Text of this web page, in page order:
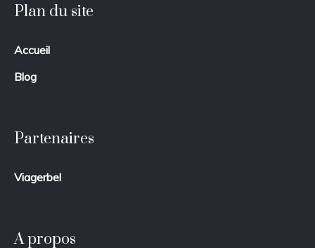
Plan du site
Accueil
Blog
Partenaires
Viagerbel
A propos